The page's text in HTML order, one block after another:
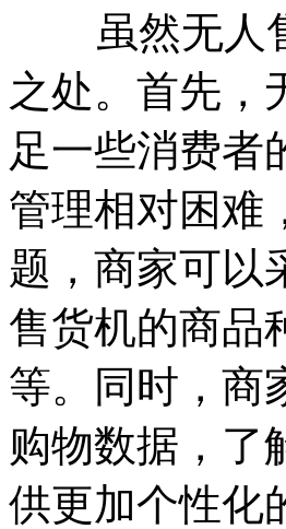
虽然无人售
之处。首先，
足一些消费者
管理相对困难
题，商家可以
售货机的商品
等。同时，商
购物数据，了
供更加个性化